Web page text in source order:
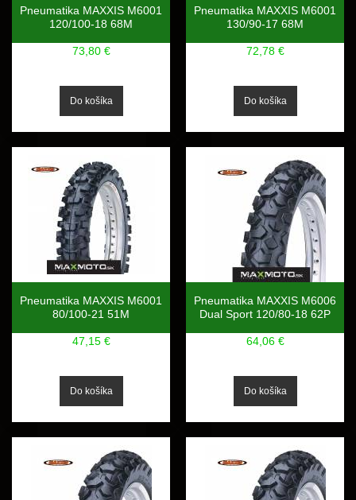
Pneumatika MAXXIS M6001
120/100-18 68M
73,80 €
Pneumatika MAXXIS M6001
130/90-17 68M
72,78 €
Pneumatika MAXXIS M6001
80/100-21 51M
47,15 €
Pneumatika MAXXIS M6006
Dual Sport 120/80-18 62P
64,06 €